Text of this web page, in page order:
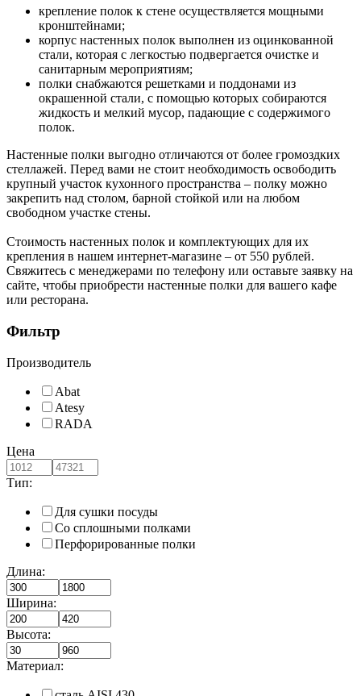
крепление полок к стене осуществляется мощными
кронштейнами;
корпус настенных полок выполнен из оцинкованной
стали, которая с легкостью подвергается очистке и
санитарным мероприятиям;
полки снабжаются решетками и поддонами из
окрашенной стали, с помощью которых собираются
жидкость и мелкий мусор, падающие с содержимого
полок.
Настенные полки выгодно отличаются от более громоздких
стеллажей. Перед вами не стоит необходимость освободить
крупный участок кухонного пространства – полку можно
закрепить над столом, барной стойкой или на любом
свободном участке стены.
Стоимость настенных полок и комплектующих для их
крепления в нашем интернет-магазине – от 550 рублей.
Свяжитесь с менеджерами по телефону или оставьте заявку на
сайте, чтобы приобрести настенные полки для вашего кафе
или ресторана.
Фильтр
Производитель
Abat
Atesy
RADA
Цена
Тип:
Для сушки посуды
Со сплошными полками
Перфорированные полки
Длина:
Ширина:
Высота:
Материал: